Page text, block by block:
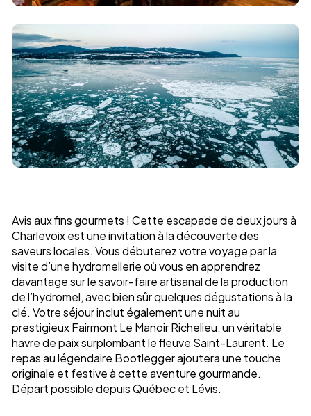
Avis aux fins gourmets ! Cette escapade de deux jours à
Charlevoix est une invitation à la découverte des
saveurs locales. Vous débuterez votre voyage par la
visite d’une hydromellerie où vous en apprendrez
davantage sur le savoir-faire artisanal de la production
de l’hydromel, avec bien sûr quelques dégustations à la
clé. Votre séjour inclut également une nuit au
prestigieux Fairmont Le Manoir Richelieu, un véritable
havre de paix surplombant le fleuve Saint-Laurent. Le
repas au légendaire Bootlegger ajoutera une touche
originale et festive à cette aventure gourmande.
Départ possible depuis Québec et Lévis.